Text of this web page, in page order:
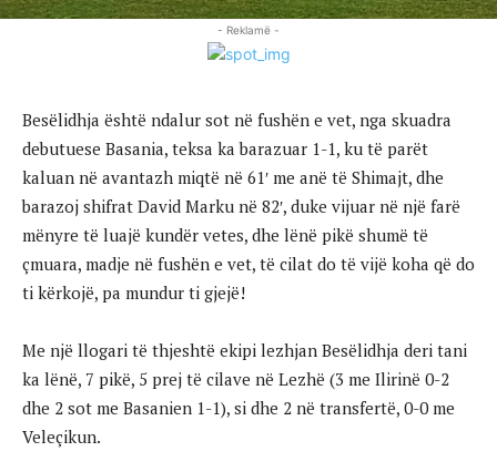
- Reklamë -
Besëlidhja është ndalur sot në fushën e vet, nga skuadra
debutuese Basania, teksa ka barazuar 1-1, ku të parët
kaluan në avantazh miqtë në 61′ me anë të Shimajt, dhe
barazoj shifrat David Marku në 82′, duke vijuar në një farë
mënyre të luajë kundër vetes, dhe lënë pikë shumë të
çmuara, madje në fushën e vet, të cilat do të vijë koha që do
ti kërkojë, pa mundur ti gjejë!
Me një llogari të thjeshtë ekipi lezhjan Besëlidhja deri tani
ka lënë, 7 pikë, 5 prej të cilave në Lezhë (3 me Ilirinë 0-2
dhe 2 sot me Basanien 1-1), si dhe 2 në transfertë, 0-0 me
Veleçikun.